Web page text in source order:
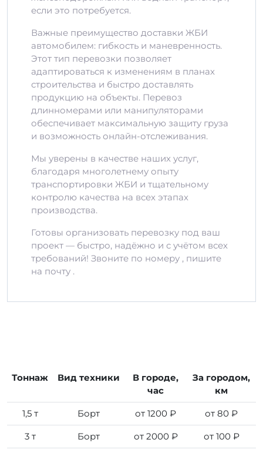
если это потребуется.
Важные преимущество доставки ЖБИ
автомобилем: гибкость и маневренность.
Этот тип перевозки позволяет
адаптироваться к изменениям в планах
строительства и быстро доставлять
продукцию на объекты. Перевоз
длинномерами или манипуляторами
обеспечивает максимальную защиту груза
и возможность онлайн-отслеживания.
Мы уверены в качестве наших услуг,
благодаря многолетнему опыту
транспортировки ЖБИ и тщательному
контролю качества на всех этапах
производства.
Готовы организовать перевозку под ваш
проект — быстро, надёжно и с учётом всех
требований! Звоните по номеру , пишите
на почту .
Тоннаж Вид техники
В городе,
час
За городом,
км
1,5 т Борт от 1200 ₽ от 80 ₽
3 т Борт от 2000 ₽ от 100 ₽